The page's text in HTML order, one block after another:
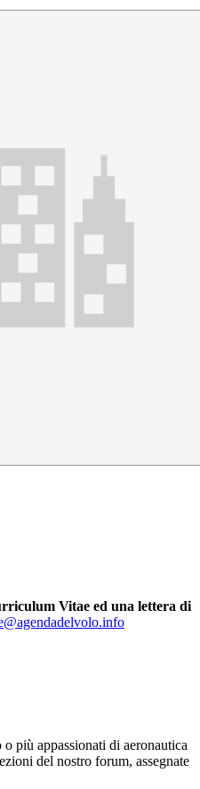
Vitae ed una lettera di
più appassionati di aeronautica
del nostro forum, assegnate